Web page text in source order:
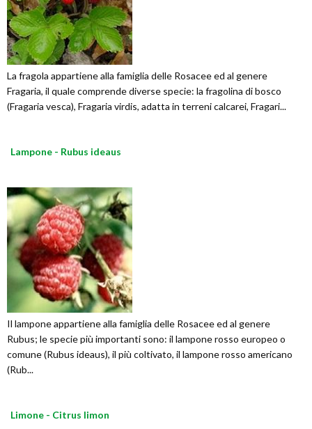
La fragola appartiene alla famiglia delle Rosacee ed al genere
Fragaria, il quale comprende diverse specie: la fragolina di bosco
(Fragaria vesca), Fragaria virdis, adatta in terreni calcarei, Fragari...
Lampone - Rubus ideaus
Il lampone appartiene alla famiglia delle Rosacee ed al genere
Rubus; le specie più importanti sono: il lampone rosso europeo o
comune (Rubus ideaus), il più coltivato, il lampone rosso americano
(Rub...
Limone - Citrus limon